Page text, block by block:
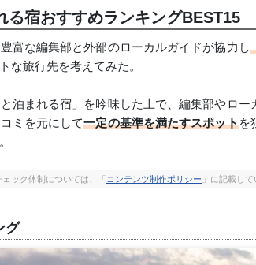
る宿おすすめランキングBEST15
富な編集部と外部のローカルガイドが協力し
な旅行先を考えてみた。
泊まれる宿」を吟味した上で、編集部やロー
ミを元にして一定の基準を満たすスポットを
ック体制については、「 コンテンツ制作ポリシー 」に記載して
グ